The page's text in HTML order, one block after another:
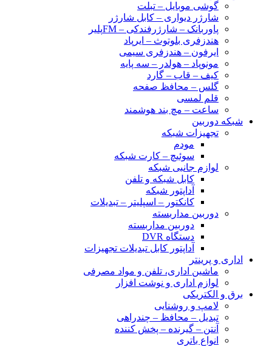
گوشی موبایل – تبلت
شارژر دیواری – کابل شارژر
پاوربانک – شارژرفندکی – FMپلیر
هندزفری بلوتوث – ایرپاد
ایرفون – هندزفری سیمی
مونوپاد – هولدر – سه پایه
کیف – قاب – گارد
گلس – محافظ صفحه
قلم لمسی
ساعت – مچ بند هوشمند
شبکه دوربین
تجهیزات شبکه
مودم
سوئیچ – کارت شبکه
لوازم جانبی شبکه
کابل شبکه و تلفن
آداپتور شبکه
کانکتور – اسپلیتر – تبدیلات
دوربین مداربسته
دوربین مداربسته
دستگاه DVR
آداپتور کابل تبدیلات تجهیزات
اداری و پرینتر
ماشین اداری، تلفن و مواد مصرفی
لوازم اداری و نوشت افزار
برق و الکتریکی
لامپ و روشنایی
تبدیل – محافظ – چندراهی
آنتن – گیرنده – پخش کننده
انواع باتری